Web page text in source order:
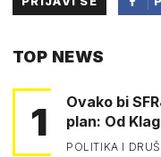
TOP NEWS
1
Ovako bi
plan: Od
POLITIKA I